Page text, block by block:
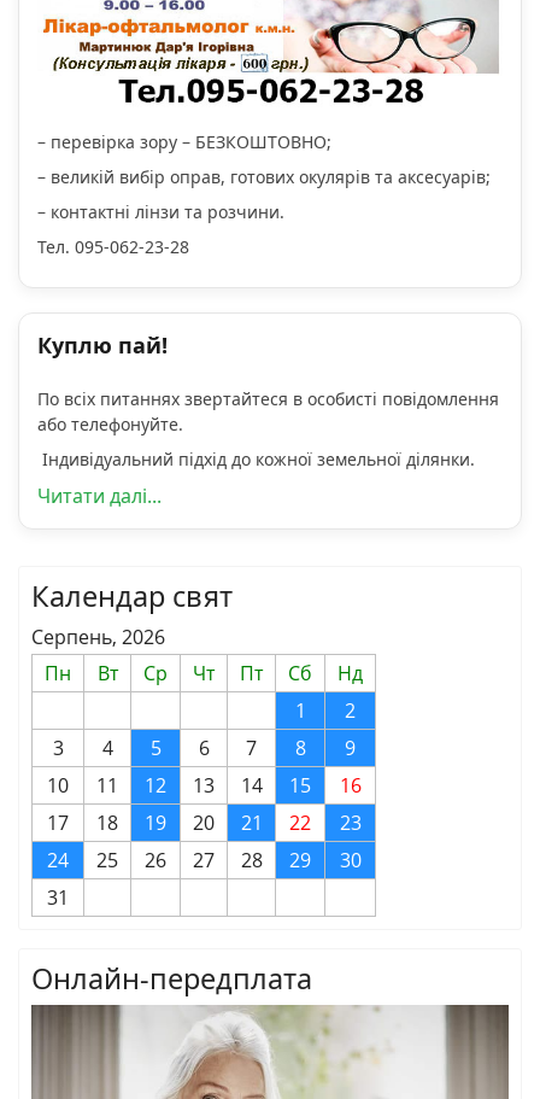
– перевірка зору – БЕЗКОШТОВНО;
– великій вибір оправ, готових окулярів та аксесуарів;
– контактні лінзи та розчини.
Тел. 095-062-23-28
Куплю пай!
По всіх питаннях звертайтеся в особисті повідомлення
або телефонуйте.
Індивідуальний підхід до кожної земельної ділянки.
Читати далі...
Календар свят
Серпень, 2026
Пн
Вт Ср Чт Пт Сб
Нд
1
2
3
4 5 6 7 8
9
10
11 12 13 14 15
16
17
18 19 20 21 22
23
24
25 26 27 28 29
30
31
Онлайн-передплата